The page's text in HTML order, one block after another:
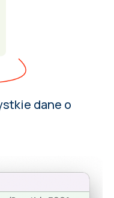
dane o